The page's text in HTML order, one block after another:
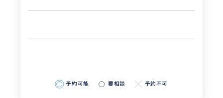
予約可能 要相談 予約不可